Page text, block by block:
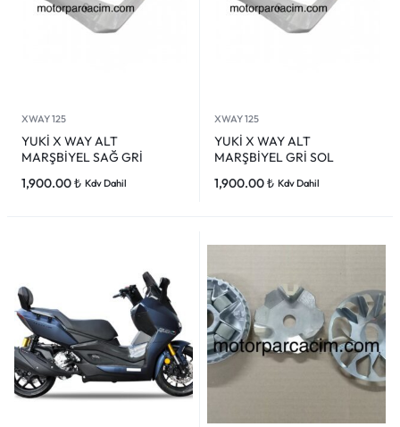
XWAY 125
YUKİ X WAY ALT
MARŞBİYEL SAĞ GRİ
1,900.00₺ Kdv Dahil
XWAY 125
YUKİ X WAY ALT
MARŞBİYEL GRİ SOL
1,900.00₺ Kdv Dahil